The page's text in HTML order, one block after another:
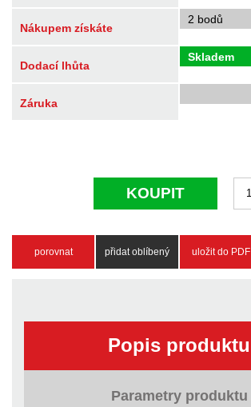
Nákupem získáte
2 bodů
Dodací lhůta
Skladem
Záruka
KOUPIT
porovnat přidat oblíbený uložit do PDF
Popis produktu
Parametry produktu